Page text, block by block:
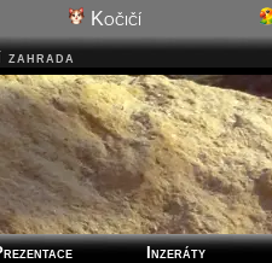
Kočičí
zahrada
Inzeráty